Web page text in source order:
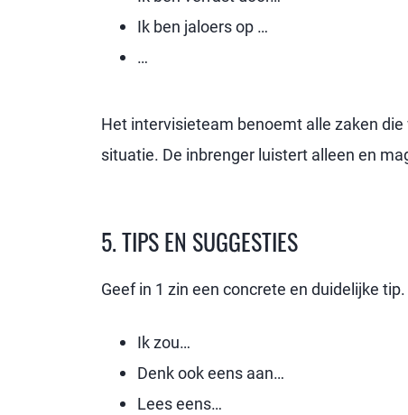
Ik ben jaloers op …
…
Het intervisieteam benoemt alle zaken
situatie. De inbrenger luistert alleen en
5. TIPS EN SUGGESTIES
Geef in 1 zin een concrete en duidelijke
Ik zou…
Denk ook eens aan…
Lees eens…